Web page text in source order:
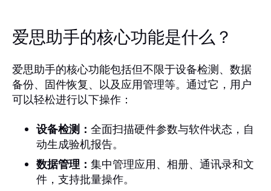
爱思助手的核心功能是什么？
爱思助手的核心功能包括但不限于设备检测、数据
备份、固件恢复、以及应用管理等。通过它，用户
可以轻松进行以下操作：
设备检测： 全面扫描硬件参数与软件状态，自
动生成验机报告。
数据管理： 集中管理应用、相册、通讯录和文
件，支持批量操作。